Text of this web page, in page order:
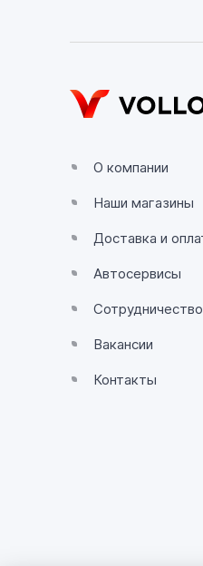
О компании
Наши магазины
Доставка и
Автосервисы
Сотрудничество
Вакансии
Контакты